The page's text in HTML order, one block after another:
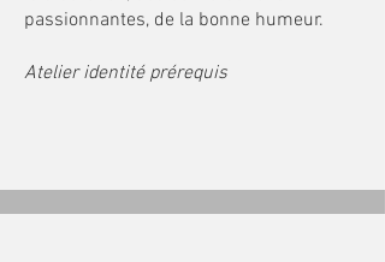
passionnantes, de la bonne humeur.
Atelier identité prérequis